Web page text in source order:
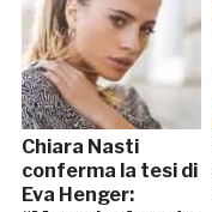
Chiara Nasti
conferma la tesi di
Eva Henger: